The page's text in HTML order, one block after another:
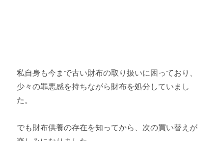
私自身も今まで古い財布の取り扱いに困っており、
少々の罪悪感を持ちながら財布を処分していまし
た。
でも財布供養の存在を知ってから、次の買い替えが